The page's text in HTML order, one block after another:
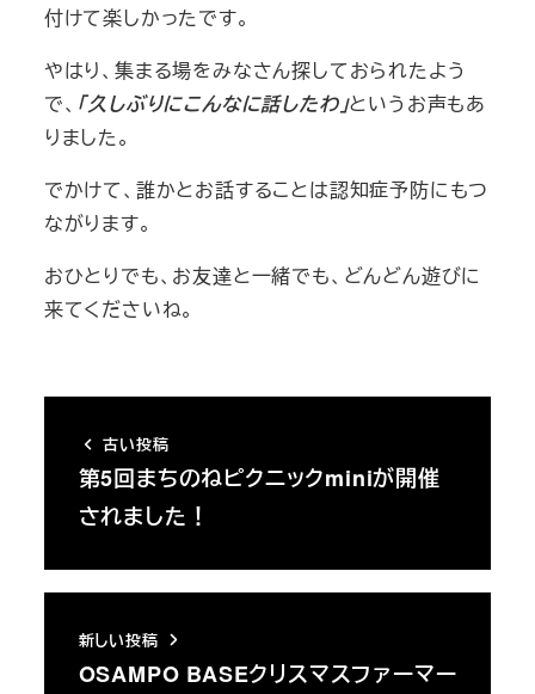
付けて楽しかったです。
やはり、集まる場をみなさん探しておられたよう
で、 「久しぶりにこんなに話したわ」というお声もあ
りました。
でかけて、誰かとお話することは認知症予防にもつ
ながります。
おひとりでも、お友達と一緒でも、どんどん遊びに
来てくださいね。
古い投稿
第5回まちのねピクニックminiが開催
されました！
新しい投稿
OSAMPO BASEクリスマスファーマー